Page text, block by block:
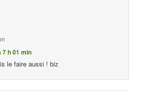
7 h 01 min
le faire aussi ! biz